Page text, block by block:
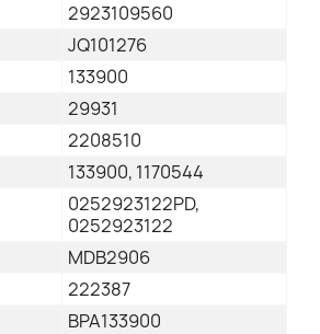
2923109560
JQ101276
133900
29931
2208510
133900, 1170544
0252923122PD,
0252923122
MDB2906
222387
BPA133900